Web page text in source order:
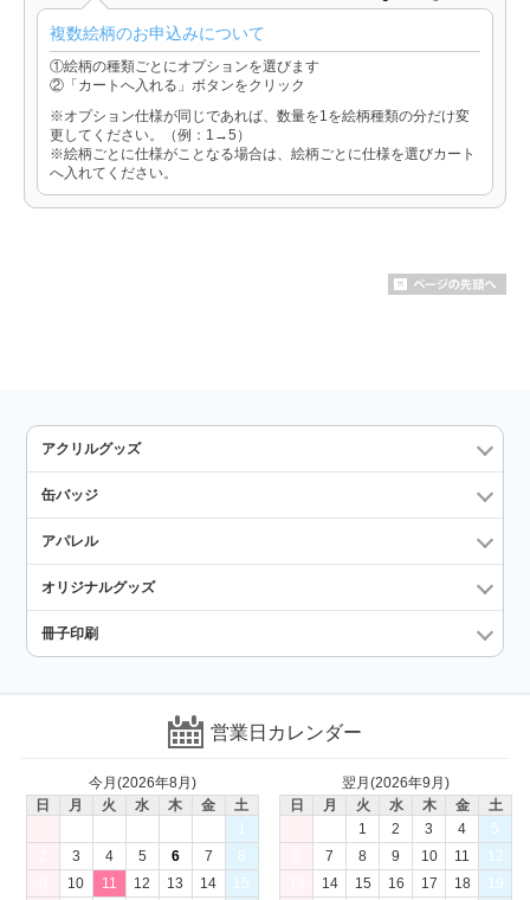
複数絵柄のお申込みについて
①絵柄の種類ごとにオプションを選びます
②「カートへ入れる」ボタンをクリック
※オプション仕様が同じであれば、数量を1を絵柄種類の分だけ変
更してください。（例：1→5）
※絵柄ごとに仕様がことなる場合は、絵柄ごとに仕様を選びカート
へ入れてください。
アクリルグッズ
缶バッジ
アパレル
オリジナルグッズ
冊子印刷
営業日カレンダー
今月(2026年8月)
日
月 火 水 木 金
土
1
3 4 5 6 7
8
10 11 12 13 14
15
翌月(2026年9月)
日
月 火 水 木 金
土
1
2 3 4
5
7 8 9 10 11
12
14 15 16 17 18
19